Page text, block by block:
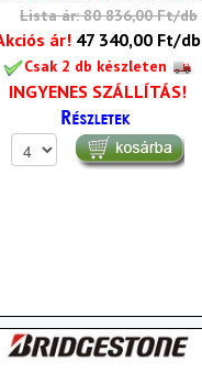
Lista ár: 80 836,00 Ft/db
ár! 47 340,00 Ft/db
Csak 2 db készleten
INGYENES SZÁLLÍTÁS!